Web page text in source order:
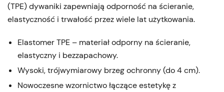
(TPE) dywaniki zapewniają odporność na ścieranie,
elastyczność i trwałość przez wiele lat użytkowania.
Elastomer TPE – materiał odporny na ścieranie,
elastyczny i bezzapachowy.
Wysoki, trójwymiarowy brzeg ochronny (do 4 cm).
Nowoczesne wzornictwo łączące estetykę z